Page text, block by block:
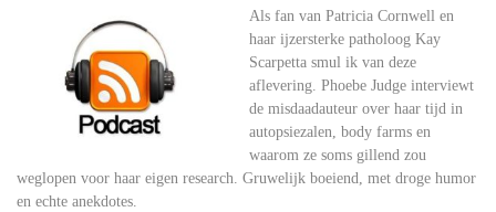
Als fan van Patricia Cornwell en
haar ijzersterke patholoog Kay
Scarpetta smul ik van deze
aflevering. Phoebe Judge interviewt
de misdaadauteur over haar tijd in
autopsiezalen, body farms en
waarom ze soms gillend zou
weglopen voor haar eigen research. Gruwelijk boeiend, met droge humor
en echte anekdotes.